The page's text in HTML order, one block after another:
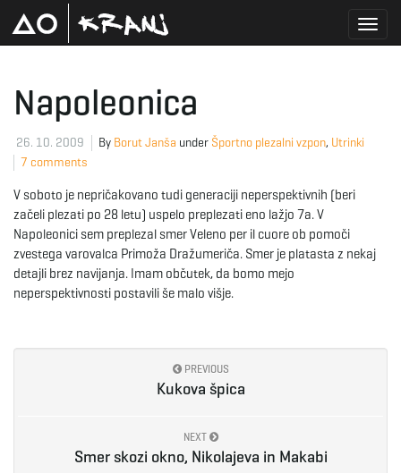
Napoleonica
26. 10. 2009 By Borut Janša under Športno plezalni vzpon, Utrinki
7 comments
V soboto je nepričakovano tudi generaciji neperspektivnih (beri
začeli plezati po 28 letu) uspelo preplezati eno lažjo 7a. V
Napoleonici sem preplezal smer Veleno per il cuore ob pomoči
zvestega varovalca Primoža Dražumeriča. Smer je platasta z nekaj
detajli brez navijanja. Imam občutek, da bomo mejo
neperspektivnosti postavili še malo višje.
PREVIOUS
Kukova špica
NEXT
Smer skozi okno, Nikolajeva in Makabi